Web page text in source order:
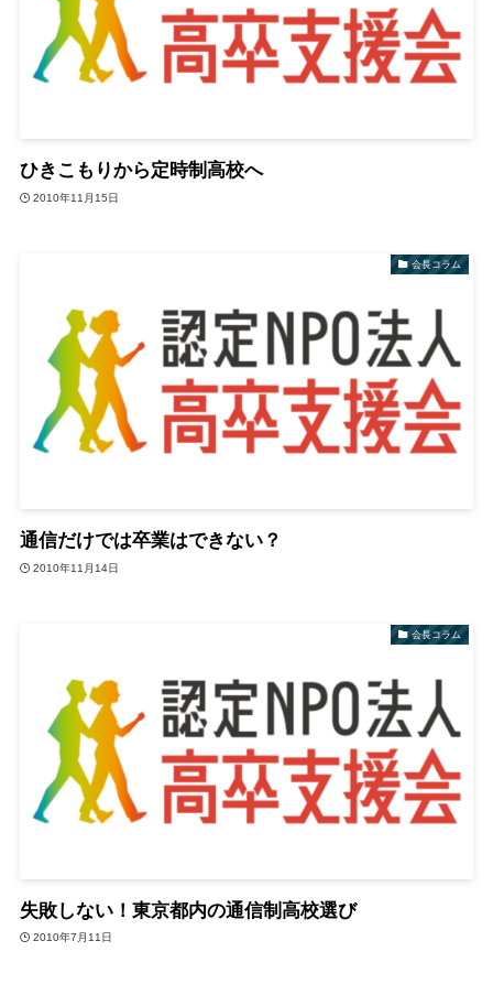
ひきこもりから定時制高校へ
2010年11月15日
会長コラム
通信だけでは卒業はできない？
2010年11月14日
会長コラム
失敗しない！東京都内の通信制高校選び
2010年7月11日